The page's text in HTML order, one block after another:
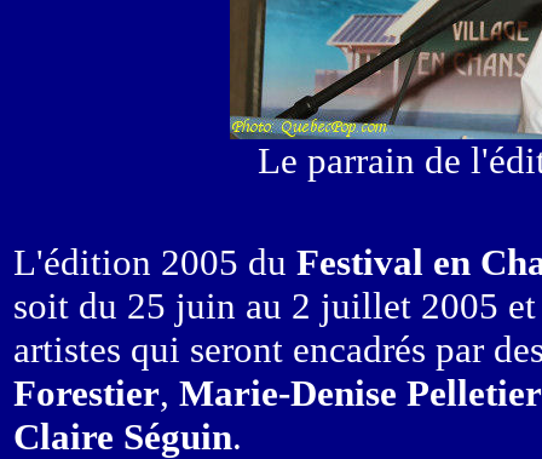
Le parrain de
L'édition 2005 du Festival en
soit du 25 juin au 2 juillet 2005 et
artistes qui seront encadrés par
Forestier, Marie-Denise Pelletier
Claire Séguin.